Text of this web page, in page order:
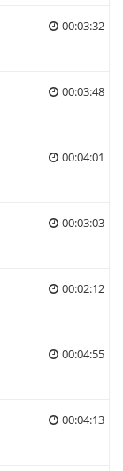
00:03:32
00:03:48
00:04:01
00:03:03
00:02:12
00:04:55
00:04:13